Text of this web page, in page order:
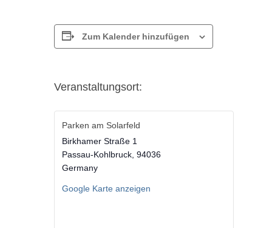
Zum Kalender hinzufügen
Veranstaltungsort:
Parken am Solarfeld
Birkhamer Straße 1
Passau-Kohlbruck, 94036
Germany
Google Karte anzeigen